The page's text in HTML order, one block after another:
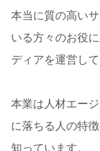
本当に質の高い
いる方々のお役
ディアを運営して
本業は人材エー
に落ちる人の特
知っています。